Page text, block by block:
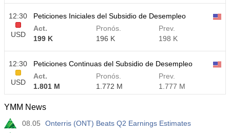
12:30
USD
Peticiones Iniciales del Subsidio de Desempleo
Act.
199 K
Pronós.
196 K
Prev.
198 K
12:30
USD
Peticiones Continuas del Subsidio de Desempleo
Act.
1.801 M
Pronós.
1.772 M
Prev.
1.777 M
YMM News
08.05
Onterris (ONT) Beats Q2 Earnings Estimates